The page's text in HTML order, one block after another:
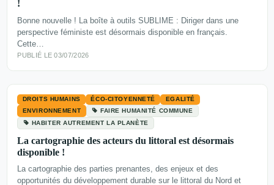
!
Bonne nouvelle ! La boîte à outils SUBLIME : Diriger dans une
perspective féministe est désormais disponible en français.
Cette…
PUBLIÉ LE 03/07/2026
DROITS HUMAINS ÉCO-CITOYENNETÉ
EGALITÉ
ENVIRONNEMENT
FAIRE HUMANITÉ COMMUNE
HABITER AUTREMENT LA PLANÈTE
La cartographie des acteurs du littoral est désormais
disponible !
La cartographie des parties prenantes, des enjeux et des
opportunités du développement durable sur le littoral du Nord et